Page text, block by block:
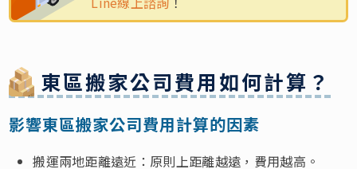
東區搬家公司費用如何計算？
影響東區搬家公司費用計算的因素
搬運兩地距離遠近：原則上距離越遠，費用越高。